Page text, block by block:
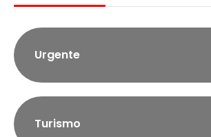
Urgente
Turismo